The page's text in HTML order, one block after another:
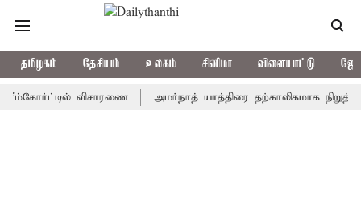
தமிழகம் தேசியம் உலகம் சினிமா விளையாட்டு
விசாரணை அமர்நாத் யாத்திரை தற்காலிகமாக நிறுத்தம்